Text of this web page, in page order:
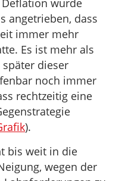
wurde
angetrieben, dass
immer mehr
Es ist mehr als
später dieser
noch immer
rechtzeitig eine
).
bis weit in die
wegen der